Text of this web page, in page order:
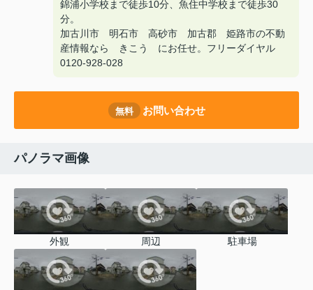
錦浦小学校まで徒歩10分、魚住中学校まで徒歩30
分。
加古川市 明石市 高砂市 加古郡 姫路市の不動
産情報なら きこう にお任せ。フリーダイヤル
0120-928-028
無料 お問い合わせ
パノラマ画像
外観 周辺 駐車場